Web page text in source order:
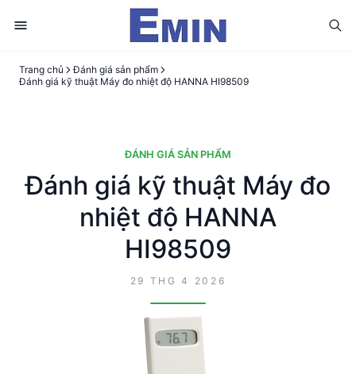
Trang chủ
Đánh giá sản phẩm
Đánh giá kỹ thuật Máy đo nhiệt độ HANNA HI98509
ĐÁNH GIÁ SẢN PHẨM
Đánh giá kỹ thuật Máy đo
nhiệt độ HANNA
HI98509
29 THG 4 2026